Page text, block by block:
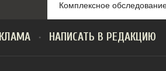
Комплексное
НАПИСАТЬ В РЕДАКЦИЮ